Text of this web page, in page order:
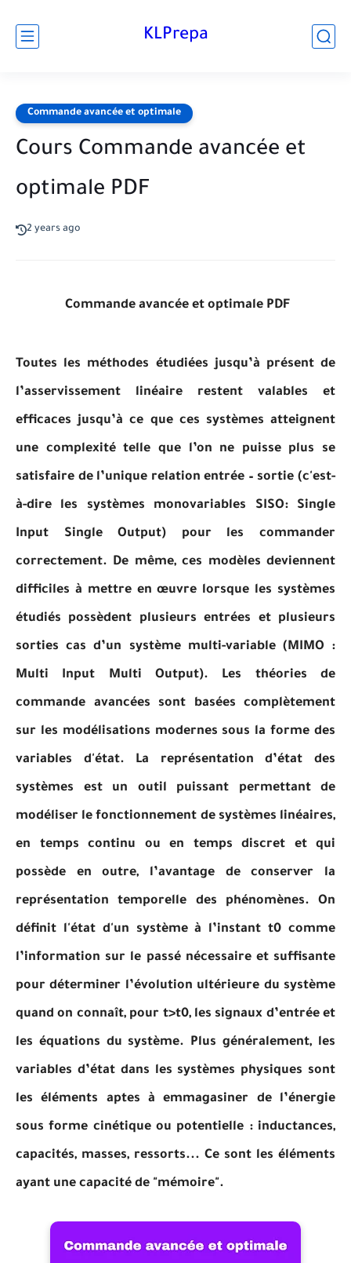
KLPrepa
Commande avancée et optimale
Cours Commande avancée et
optimale PDF
2 years ago
Commande avancée et optimale PDF
Toutes les méthodes étudiées jusqu’à présent de
l’asservissement linéaire restent valables et
efficaces jusqu’à ce que ces systèmes atteignent
une complexité telle que l’on ne puisse plus se
satisfaire de l’unique relation entrée – sortie (c'est-
à-dire les systèmes monovariables SISO: Single
Input Single Output) pour les commander
correctement. De même, ces modèles deviennent
difficiles à mettre en œuvre lorsque les systèmes
étudiés possèdent plusieurs entrées et plusieurs
sorties cas d’un système multi-variable (MIMO :
Multi Input Multi Output). Les théories de
commande avancées sont basées complètement
sur les modélisations modernes sous la forme des
variables d'état. La représentation d’état des
systèmes est un outil puissant permettant de
modéliser le fonctionnement de systèmes linéaires,
en temps continu ou en temps discret et qui
possède en outre, l’avantage de conserver la
représentation temporelle des phénomènes. On
définit l'état d'un système à l’instant t0 comme
l’information sur le passé nécessaire et suffisante
pour déterminer l’évolution ultérieure du système
quand on connaît, pour t>t0, les signaux d’entrée et
les équations du système. Plus généralement, les
variables d’état dans les systèmes physiques sont
les éléments aptes à emmagasiner de l’énergie
sous forme cinétique ou potentielle : inductances,
capacités, masses, ressorts... Ce sont les éléments
ayant une capacité de "mémoire".